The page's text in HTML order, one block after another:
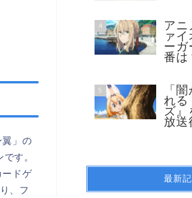
翼」の
す。
ードゲ
、フ
4
アニ
ァ
ーガ
番は
5
「
れる
ズ』
放送
最新